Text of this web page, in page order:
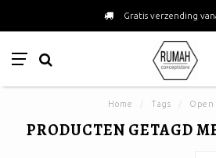
Gratis verzending
Home Tags Open
PRODUCTEN GETAGD